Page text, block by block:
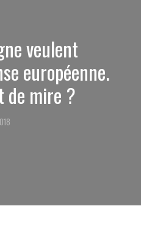
veulent
européenne.
de mire ?